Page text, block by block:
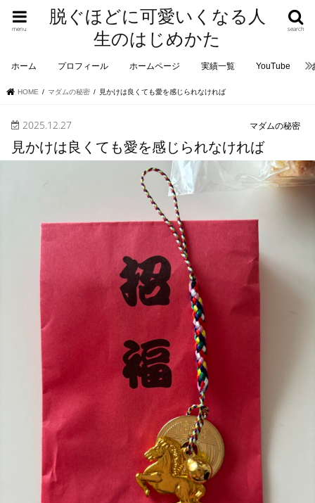
脱ぐほどに可愛いくなる人
生のはじめかた
search
menu
ホーム プロフィール ホームページ 実績一覧 YouTube
HOME マダムの秘密 見かけは良くても愛を感じられなければ
マダムの秘密
2025.12.27
見かけは良くても愛を感じられなければ